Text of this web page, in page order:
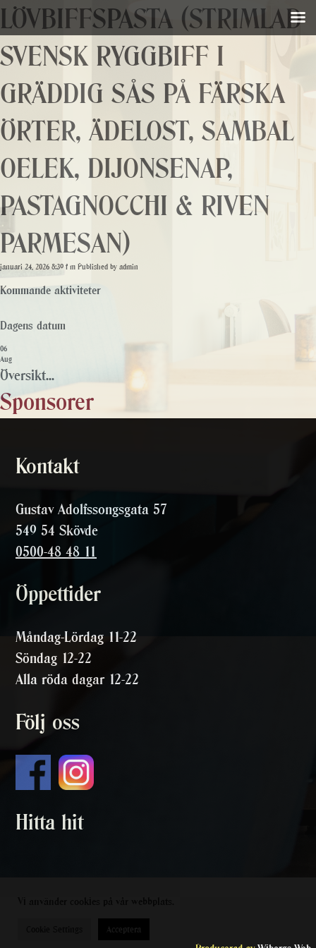
LÖVBIFFSPASTA (STRIMLAD
SVENSK RYGGBIFF I
GRÄDDIG SÅS PÅ FÄRSKA
ÖRTER, ÄDELOST, SAMBAL
OELEK, DIJONSENAP,
PASTAGNOCCHI & RIVEN
PARMESAN)
januari 24, 2026 8:39 f m Published by admin
Kommande aktiviteter
Dagens datum
06
Aug
Översikt...
Sponsorer
Kontakt
Gustav Adolfssongsgata 57
549 54 Skövde
0500-48 48 11
Öppettider
Måndag-Lördag 11-22
Söndag 12-22
Alla röda dagar 12-22
Följ oss
Hitta hit
Acceptera